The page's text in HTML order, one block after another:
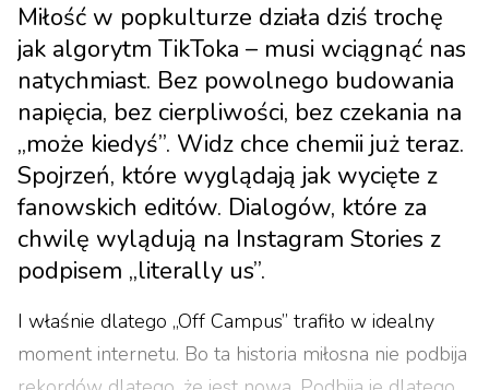
Miłość w popkulturze działa dziś trochę
jak algorytm TikToka – musi wciągnąć nas
natychmiast. Bez powolnego budowania
napięcia, bez cierpliwości, bez czekania na
„może kiedyś”. Widz chce chemii już teraz.
Spojrzeń, które wyglądają jak wycięte z
fanowskich editów. Dialogów, które za
chwilę wylądują na Instagram Stories z
podpisem „literally us”.
I właśnie dlatego „Off Campus” trafiło w idealny
moment internetu. Bo ta historia miłosna nie podbija